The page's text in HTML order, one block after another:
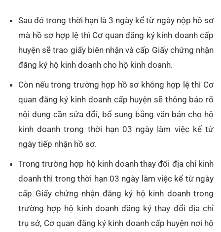
Sau đó trong thời hạn là 3 ngày kể từ ngày nộp hồ sơ
mà hồ sơ hợp lệ thì Cơ quan đăng ký kinh doanh cấp
huyện sẽ trao giấy biên nhận và cấp Giấy chứng nhận
đăng ký hộ kinh doanh cho hộ kinh doanh.
Còn nếu trong trường hợp hồ sơ không hợp lệ thì Cơ
quan đăng ký kinh doanh cấp huyện sẽ thông báo rõ
nội dung cần sửa đổi, bổ sung bằng văn bản cho hộ
kinh doanh trong thời hạn 03 ngày làm việc kể từ
ngày tiếp nhận hồ sơ.
Trong trường hợp hộ kinh doanh thay đổi địa chỉ kinh
doanh thì trong thời hạn 03 ngày làm việc kể từ ngày
cấp Giấy chứng nhận đăng ký hộ kinh doanh trong
trường hợp hộ kinh doanh đăng ký thay đổi địa chỉ
trụ sở, Cơ quan đăng ký kinh doanh cấp huyện nơi hộ